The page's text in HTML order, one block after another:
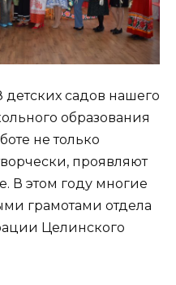
садов нашего
образования
не только
проявляют
В этом году многие
грамотами отдела
Целинского